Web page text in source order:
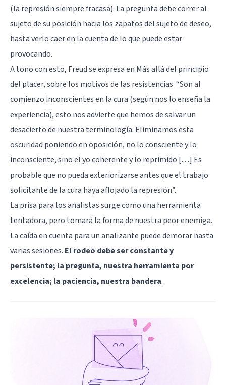
(la represión siempre fracasa). La pregunta debe correr al
sujeto de su posición hacia los zapatos del sujeto de deseo,
hasta verlo caer en la cuenta de lo que puede estar
provocando.
A tono con esto, Freud se expresa en Más allá del principio
del placer, sobre los motivos de las resistencias: “Son al
comienzo inconscientes en la cura (según nos lo enseña la
experiencia), esto nos advierte que hemos de salvar un
desacierto de nuestra terminología. Eliminamos esta
oscuridad poniendo en oposición, no lo consciente y lo
inconsciente, sino el yo coherente y lo reprimido […] Es
probable que no pueda exteriorizarse antes que el trabajo
solicitante de la cura haya aflojado la represión”.
La prisa para los analistas surge como una herramienta
tentadora, pero tomará la forma de nuestra peor enemiga.
La caída en cuenta para un analizante puede demorar hasta
varias sesiones. El rodeo debe ser constante y
persistente; la pregunta, nuestra herramienta por
excelencia; la paciencia, nuestra bandera.